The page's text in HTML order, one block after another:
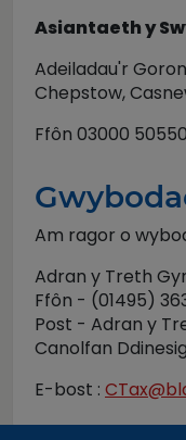
Asiantaeth y
Adeiladau'r
Chepstow,
Ffôn 03000
Am ragor o
Adran y Treth
Ffôn - (01495)
Post - Adran y
Canolfan
E-bost :